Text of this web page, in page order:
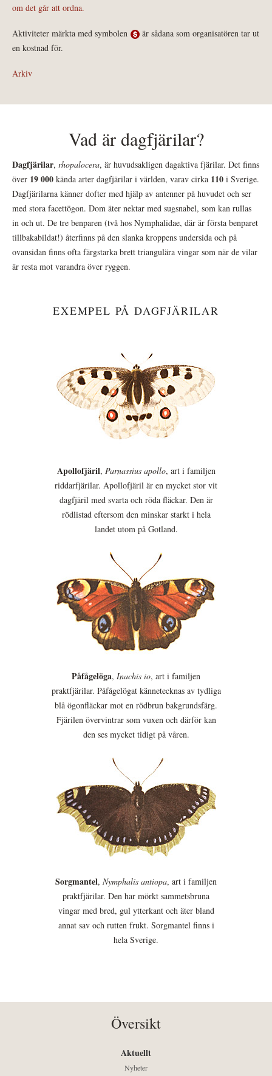
om det går att ordna.
Aktiviteter märkta med symbolen
är sådana som organisatören tar ut
en kostnad för.
Arkiv
Vad är dagfjärilar?
Dagfjärilar, rhopalocera, är huvudsakligen dagaktiva fjärilar. Det finns
över 19 000 kända arter dagfjärilar i världen, varav cirka 110 i Sverige.
Dagfjärilarna känner dofter med hjälp av antenner på huvudet och ser
med stora facettögon. Dom äter nektar med sugsnabel, som kan rullas
in och ut. De tre benparen (två hos Nymphalidae, där är första benparet
tillbakabildat!) återfinns på den slanka kroppens undersida och på
ovansidan finns ofta färgstarka brett triangulära vingar som när de vilar
är resta mot varandra över ryggen.
EXEMPEL PÅ DAGFJÄRILAR
Apollofjäril, Parnassius apollo, art i familjen
riddarfjärilar. Apollofjäril är en mycket stor vit
dagfjäril med svarta och röda fläckar. Den är
rödlistad eftersom den minskar starkt i hela
landet utom på Gotland.
Påfågelöga, Inachis io, art i familjen
praktfjärilar. Påfågelögat kännetecknas av tydliga
blå ögonfläckar mot en rödbrun bakgrundsfärg.
Fjärilen övervintrar som vuxen och därför kan
den ses mycket tidigt på våren.
Sorgmantel, Nymphalis antiopa, art i familjen
praktfjärilar. Den har mörkt sammetsbruna
vingar med bred, gul ytterkant och äter bland
annat sav och rutten frukt. Sorgmantel finns i
hela Sverige.
Översikt
Aktuellt
Nyheter